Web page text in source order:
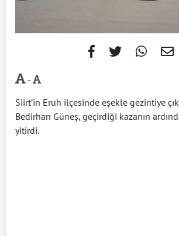
-
Siirt’in Eruh ilçesinde eşekle gezintiye
Bedirhan Güneş, geçirdiği kazanın
yitirdi.